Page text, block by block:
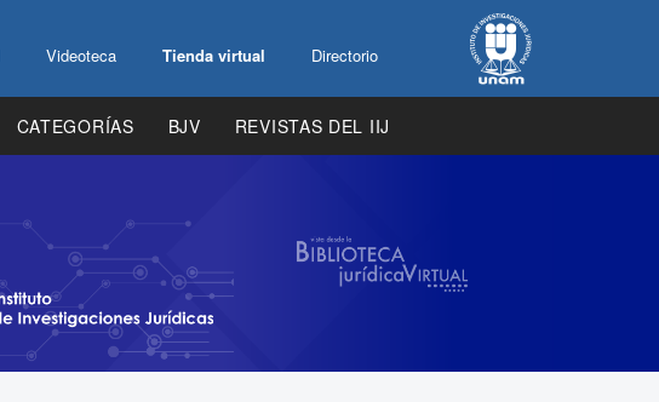
Videoteca Tienda virtual Directorio
CATEGORÍAS BJV REVISTAS DEL IIJ